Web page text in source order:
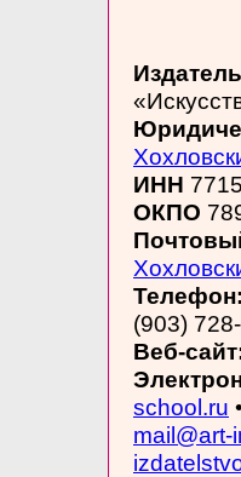
ИНН
ОКПО
Телефон:
(903)
Веб-
school.ru •
mail@art-